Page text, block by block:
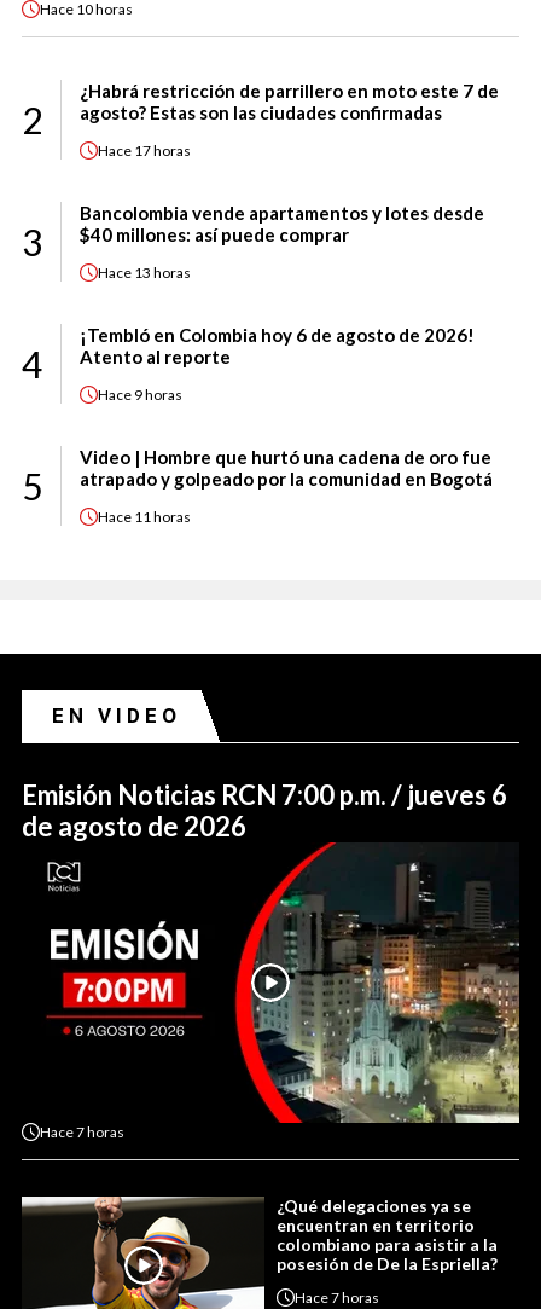
Hace 10 horas
2
¿Habrá restricción de parrillero en moto este 7 de
agosto? Estas son las ciudades confirmadas
Hace 17 horas
3
Bancolombia vende apartamentos y lotes desde
$40 millones: así puede comprar
Hace 13 horas
4
¡Tembló en Colombia hoy 6 de agosto de 2026!
Atento al reporte
Hace 9 horas
5
Video | Hombre que hurtó una cadena de oro fue
atrapado y golpeado por la comunidad en Bogotá
Hace 11 horas
EN VIDEO
Emisión Noticias RCN 7:00 p.m. / jueves 6
de agosto de 2026
Hace7 horas
¿Qué delegaciones ya se
encuentran en territorio
colombiano para asistir a la
posesión de De la Espriella?
Hace7 horas